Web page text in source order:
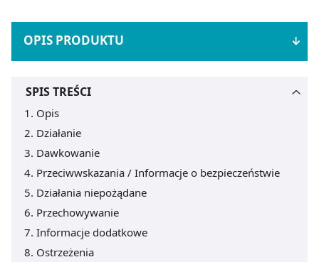
OPIS PRODUKTU
SPIS TREŚCI
Opis
Działanie
Dawkowanie
Przeciwwskazania / Informacje o bezpieczeństwie
Działania niepożądane
Przechowywanie
Informacje dodatkowe
Ostrzeżenia